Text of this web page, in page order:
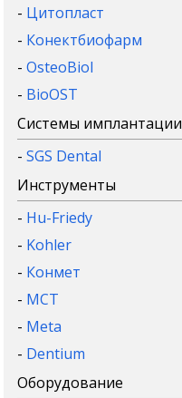
- Цитопласт
- Конектбиофарм
-OsteoBiol
- BioOST
Системы имплантации
-SGS Dental
Инструменты
- Hu-Friedy
- Kohler
- Конмет
- MCT
- Meta
- Dentium
Оборудование